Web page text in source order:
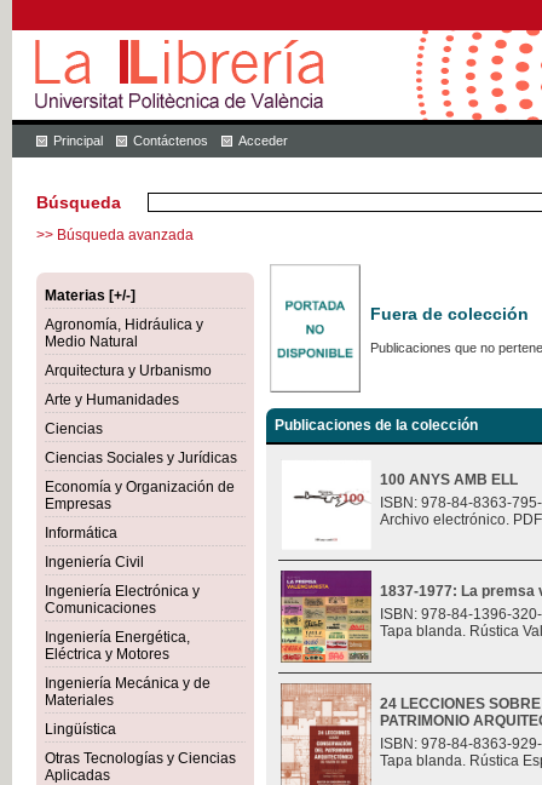
Principal Contáctenos Acceder
Búsqueda
>> Búsqueda avanzada
Materias [+/-]
Agronomía, Hidráulica y
Medio Natural
Arquitectura y Urbanismo
Arte y Humanidades
Ciencias
Ciencias Sociales y Jurídicas
Economía y Organización de
Empresas
Informática
Ingeniería Civil
Ingeniería Electrónica y
Comunicaciones
Ingeniería Energética,
Eléctrica y Motores
Ingeniería Mecánica y de
Materiales
Lingüística
Otras Tecnologías y Ciencias
Aplicadas
Fuera de colección
Publicaciones que no
Publicaciones de la colección
100 ANYS AMB ELL
ISBN: 978-84-8363-
Archivo electrónico.
1837-1977: La premsa
ISBN: 978-84-1396-
Tapa blanda. Rústica
24 LECCIONES
PATRIMONIO
ISBN: 978-84-8363-
Tapa blanda. Rústica